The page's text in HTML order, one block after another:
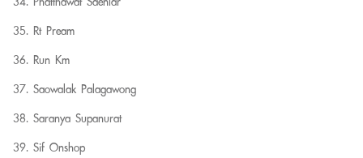
Rt Pream
Run Km
Saowalak Palagawong
Saranya Supanurat
Sif Onshop